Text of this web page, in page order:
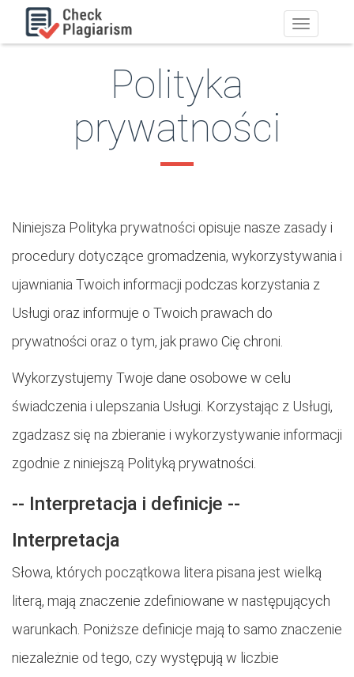
Przełącz
nawigację
Polityka
prywatności
Niniejsza Polityka prywatności opisuje nasze zasady i
procedury dotyczące gromadzenia, wykorzystywania i
ujawniania Twoich informacji podczas korzystania z
Usługi oraz informuje o Twoich prawach do
prywatności oraz o tym, jak prawo Cię chroni.
Wykorzystujemy Twoje dane osobowe w celu
świadczenia i ulepszania Usługi. Korzystając z Usługi,
zgadzasz się na zbieranie i wykorzystywanie informacji
zgodnie z niniejszą Polityką prywatności.
-- Interpretacja i definicje --
Interpretacja
Słowa, których początkowa litera pisana jest wielką
literą, mają znaczenie zdefiniowane w następujących
warunkach. Poniższe definicje mają to samo znaczenie
niezależnie od tego, czy występują w liczbie